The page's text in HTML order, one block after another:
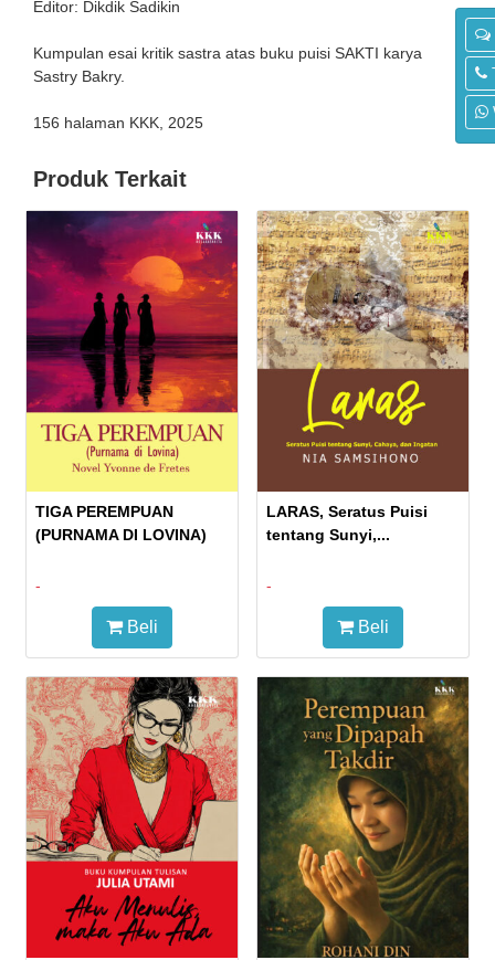
Editor: Dikdik Sadikin
Kumpulan esai kritik sastra atas buku puisi SAKTI karya
Sastry Bakry.
156 halaman KKK, 2025
Produk Terkait
TIGA PEREMPUAN
(PURNAMA DI LOVINA)
-
Beli
LARAS, Seratus Puisi
tentang Sunyi,...
-
Beli